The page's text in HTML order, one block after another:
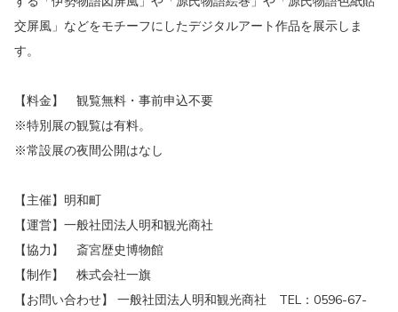
交屏風」などをモチーフにしたデジタルアート作品を展示しま
す。
【料金】 観覧無料・事前申込不要
※特別展の観覧は有料。
※常設展の夜間公開はなし
【主催】明和町
【運営】一般社団法人明和観光商社
【協力】 斎宮歴史博物館
【制作】 株式会社一旗
【お問い合わせ】 一般社団法人明和観光商社 TEL：0596-67-